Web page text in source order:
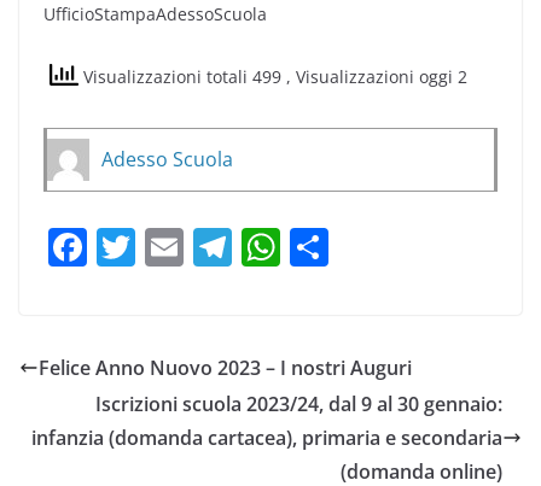
UfficioStampaAdessoScuola
Visualizzazioni totali 499 , Visualizzazioni oggi 2
Adesso Scuola
F
e
b
o
T
er
E
l
T
gr
a
m
W
s
A
p
di
vi
di
Felice Anno Nuovo 2023 – I nostri Auguri
Iscrizioni scuola 2023/24, dal 9 al 30 gennaio:
infanzia (domanda cartacea), primaria e secondaria
(domanda online)